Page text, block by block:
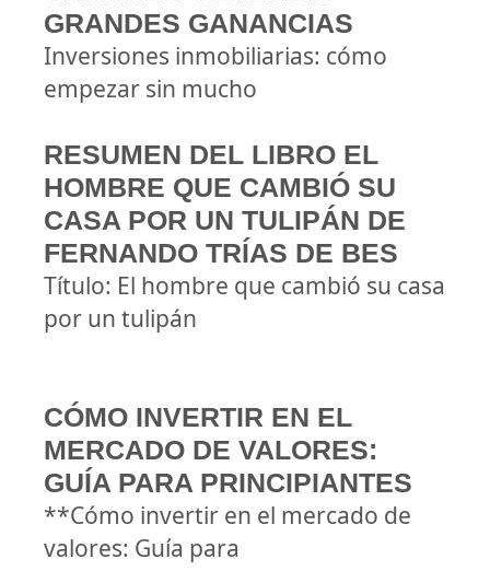
GRANDES GANANCIAS
Inversiones inmobiliarias: cómo
empezar sin mucho
RESUMEN DEL LIBRO EL
HOMBRE QUE CAMBIÓ SU
CASA POR UN TULIPÁN DE
FERNANDO TRÍAS DE BES
Título: El hombre que cambió su casa
por un tulipán
CÓMO INVERTIR EN EL
MERCADO DE VALORES:
GUÍA PARA PRINCIPIANTES
**Cómo invertir en el mercado de
valores: Guía para